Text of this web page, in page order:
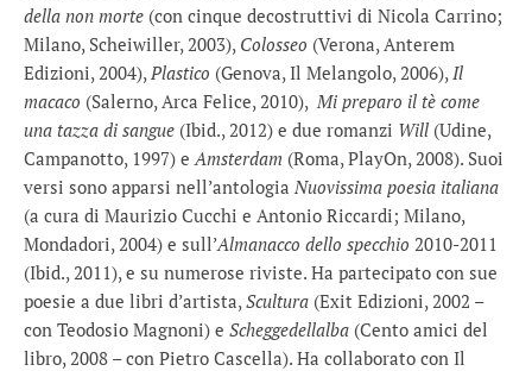
della non morte (con cinque decostruttivi di Nicola Carrino;
Milano, Scheiwiller, 2003), Colosseo (Verona, Anterem
Edizioni, 2004),Plastico (Genova, Il Melangolo, 2006),Il
macaco (Salerno, Arca Felice, 2010), Mi preparo il tè come
una tazza di sangue (Ibid., 2012) e due romanzi Will (Udine,
Campanotto, 1997) eAmsterdam (Roma, PlayOn, 2008). Suoi
versi sono apparsi nell’antologiaNuovissima poesia italiana
(a cura di Maurizio Cucchi e Antonio Riccardi; Milano,
Mondadori, 2004) e sull’Almanacco dello specchio 2010-2011
(Ibid., 2011), e su numerose riviste. Ha partecipato con sue
poesie a due libri d’artista,Scultura (Exit Edizioni, 2002 –
con Teodosio Magnoni) e Scheggedellalba (Cento amici del
libro, 2008 – con Pietro Cascella). Ha collaborato con Il